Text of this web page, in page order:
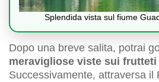
Splendida vista sul fiume
Dopo una breve salita, potrai
meravigliose viste sui frutteti
Successivamente, attraversa il